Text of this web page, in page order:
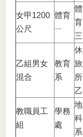
女甲1200
公尺
體育
ㄧ
體
育
三
乙組男女
混合
教育
系
休
旅
所
乙
教職員工
組
學務
處
地
科
系